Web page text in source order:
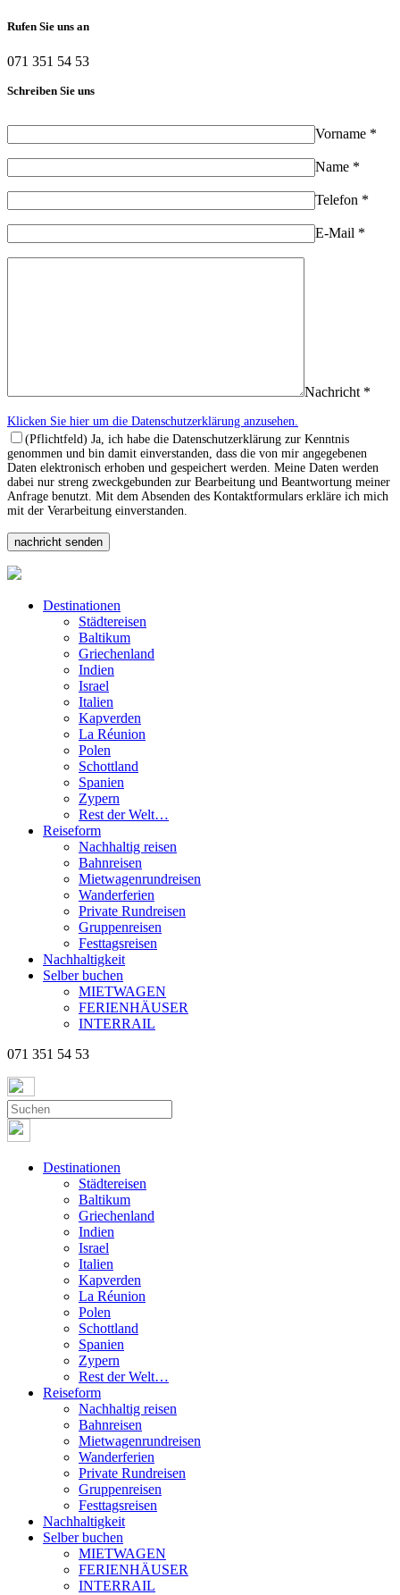
Rufen Sie uns an
071 351 54 53
Schreiben Sie uns
Vorname *
Name *
Telefon *
E-Mail *
Nachricht *
Klicken Sie hier um die Datenschutzerklärung anzusehen.
(Pflichtfeld) Ja, ich habe die Datenschutzerklärung zur Kenntnis
genommen und bin damit einverstanden, dass die von mir angegebenen
Daten elektronisch erhoben und gespeichert werden. Meine Daten werden
dabei nur streng zweckgebunden zur Bearbeitung und Beantwortung meiner
Anfrage benutzt. Mit dem Absenden des Kontaktformulars erkläre ich mich
mit der Verarbeitung einverstanden.
Destinationen
Städtereisen
Baltikum
Griechenland
Indien
Israel
Italien
Kapverden
La Réunion
Polen
Schottland
Spanien
Zypern
Rest der Welt…
Reiseform
Nachhaltig reisen
Bahnreisen
Mietwagenrundreisen
Wanderferien
Private Rundreisen
Gruppenreisen
Festtagsreisen
Nachhaltigkeit
Selber buchen
MIETWAGEN
FERIENHÄUSER
INTERRAIL
071 351 54 53
Destinationen
Städtereisen
Baltikum
Griechenland
Indien
Israel
Italien
Kapverden
La Réunion
Polen
Schottland
Spanien
Zypern
Rest der Welt…
Reiseform
Nachhaltig reisen
Bahnreisen
Mietwagenrundreisen
Wanderferien
Private Rundreisen
Gruppenreisen
Festtagsreisen
Nachhaltigkeit
Selber buchen
MIETWAGEN
FERIENHÄUSER
INTERRAIL